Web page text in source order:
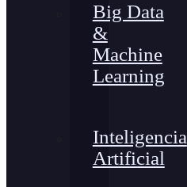
Big Data
&
Machine
Learning
Inteligencia
Artificial